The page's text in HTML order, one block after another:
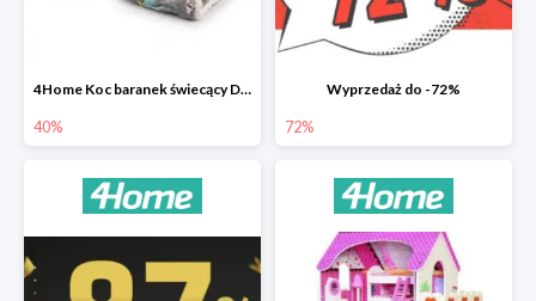
4Home Koc baranek świecący Dino
40%
Wyprzedaż do -72%
72%